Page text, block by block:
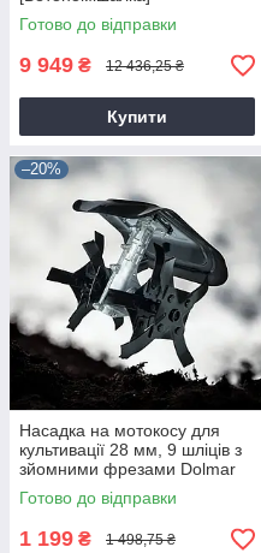
Готово до відправки
9 949 ₴ 12 436,25 ₴
Купити
–20%
Насадка на мотокосу для
культивації 28 мм, 9 шліців з
зйомними фрезами Dolmar
9T28
Готово до відправки
1 199 ₴ 1 498,75 ₴